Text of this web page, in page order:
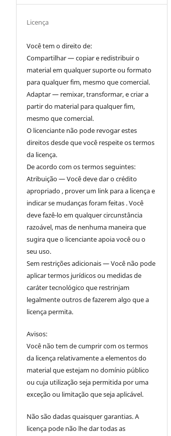
Licença
Você tem o direito de:
Compartilhar — copiar e redistribuir o
material em qualquer suporte ou formato
para qualquer fim, mesmo que comercial.
Adaptar — remixar, transformar, e criar a
partir do material para qualquer fim,
mesmo que comercial.
O licenciante não pode revogar estes
direitos desde que você respeite os termos
da licença.
De acordo com os termos seguintes:
Atribuição — Você deve dar o crédito
apropriado , prover um link para a licença e
indicar se mudanças foram feitas . Você
deve fazê-lo em qualquer circunstância
razoável, mas de nenhuma maneira que
sugira que o licenciante apoia você ou o
seu uso.
Sem restrições adicionais — Você não pode
aplicar termos jurídicos ou medidas de
caráter tecnológico que restrinjam
legalmente outros de fazerem algo que a
licença permita.
Avisos:
Você não tem de cumprir com os termos
da licença relativamente a elementos do
material que estejam no domínio público
ou cuja utilização seja permitida por uma
exceção ou limitação que seja aplicável.
Não são dadas quaisquer garantias. A
licença pode não lhe dar todas as